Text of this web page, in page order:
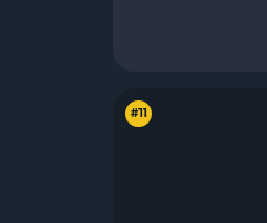
#11